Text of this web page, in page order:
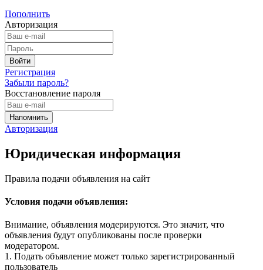
Пополнить
Авторизация
Регистрация
Забыли пароль?
Восстановление пароля
Авторизация
Юридическая информация
Правила подачи объявления на сайт
Условия подачи объявления:
Внимание, объявления модерируются. Это значит, что
объявления будут опубликованы после проверки
модератором.
1. Подать объявление может только зарегистрированный
пользователь